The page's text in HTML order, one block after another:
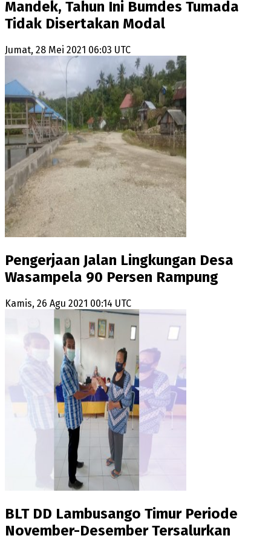
Mandek, Tahun Ini Bumdes Tumada
Tidak Disertakan Modal
Jumat, 28 Mei 2021 06:03 UTC
Pengerjaan Jalan Lingkungan Desa
Wasampela 90 Persen Rampung
Kamis, 26 Agu 2021 00:14 UTC
BLT DD Lambusango Timur Periode
November-Desember Tersalurkan